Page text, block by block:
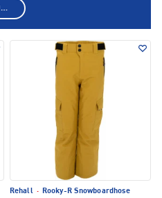
Rehall · Rooky-R Snowboardhose
SHOP AUSWÄHLEN UND PRODUKTE ANZEIGEN